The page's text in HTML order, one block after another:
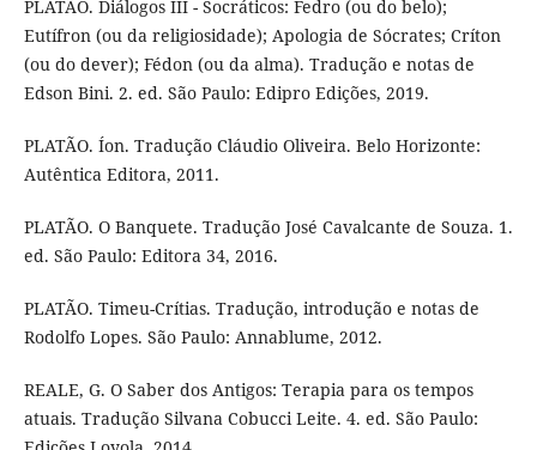
PLATÃO. Diálogos III - Socráticos: Fedro (ou do belo);
Eutífron (ou da religiosidade); Apologia de Sócrates; Críton
(ou do dever); Fédon (ou da alma). Tradução e notas de
Edson Bini. 2. ed. São Paulo: Edipro Edições, 2019.
PLATÃO. Íon. Tradução Cláudio Oliveira. Belo Horizonte:
Autêntica Editora, 2011.
PLATÃO. O Banquete. Tradução José Cavalcante de Souza. 1.
ed. São Paulo: Editora 34, 2016.
PLATÃO. Timeu-Crítias. Tradução, introdução e notas de
Rodolfo Lopes. São Paulo: Annablume, 2012.
REALE, G. O Saber dos Antigos: Terapia para os tempos
atuais. Tradução Silvana Cobucci Leite. 4. ed. São Paulo: